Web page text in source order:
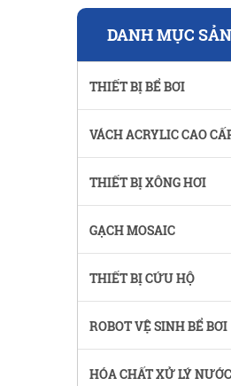
DANH MỤC
THIẾT BỊ BỂ BƠI
VÁCH ACRYLIC CAO
THIẾT BỊ XÔNG HƠI
GẠCH MOSAIC
THIẾT BỊ CỨU HỘ
ROBOT VỆ SINH BỂ BƠI
HÓA CHẤT XỬ LÝ